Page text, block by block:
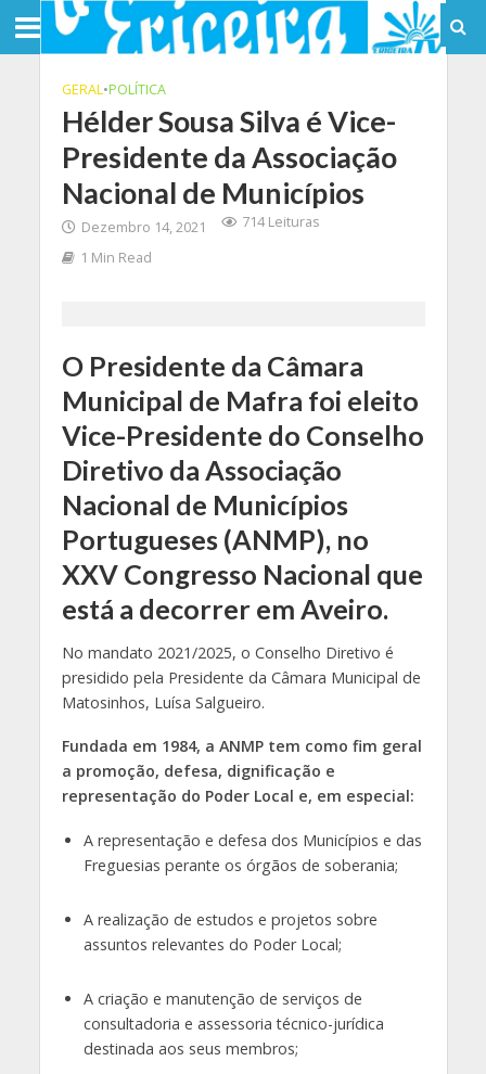
GERAL•POLÍTICA
Hélder Sousa Silva é Vice-
Presidente da Associação
Nacional de Municípios
Dezembro 14, 2021
714 Leituras
1 Min Read
O Presidente da Câmara
Municipal de Mafra foi eleito
Vice-Presidente do Conselho
Diretivo da Associação
Nacional de Municípios
Portugueses (ANMP), no
XXV Congresso Nacional que
está a decorrer em Aveiro.
No mandato 2021/2025, o Conselho Diretivo é
presidido pela Presidente da Câmara Municipal de
Matosinhos, Luísa Salgueiro.
Fundada em 1984, a ANMP tem como fim geral
a promoção, defesa, dignificação e
representação do Poder Local e, em especial:
A representação e defesa dos Municípios e das
Freguesias perante os órgãos de soberania;
A realização de estudos e projetos sobre
assuntos relevantes do Poder Local;
A criação e manutenção de serviços de
consultadoria e assessoria técnico-jurídica
destinada aos seus membros;